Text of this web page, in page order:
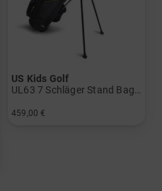
US Kids Golf
459,00 €